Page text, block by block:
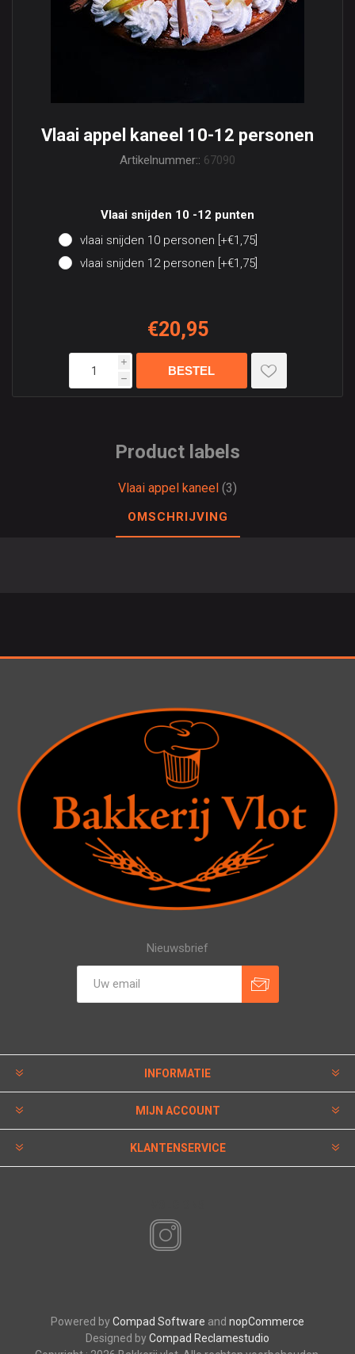
Vlaai appel kaneel 10-12 personen
Artikelnummer:: 67090
Vlaai snijden 10 -12 punten
vlaai snijden 10 personen [+€1,75]
vlaai snijden 12 personen [+€1,75]
€20,95
i
h
Product labels
Vlaai appel kaneel (3)
OMSCHRIJVING
Nieuwsbrief
INFORMATIE
MIJN ACCOUNT
KLANTENSERVICE
Powered byCompad Software and nopCommerce
Designed byCompad Reclamestudio